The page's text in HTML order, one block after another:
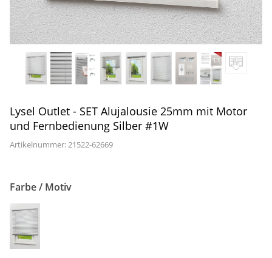
Gardinenstange
Stoffe
Panneaux
Lysel Outlet - SET Alujalousie 25mm mit Motor
und Fernbedienung Silber #1W
Artikelnummer: 21522-62669
Farbe / Motiv